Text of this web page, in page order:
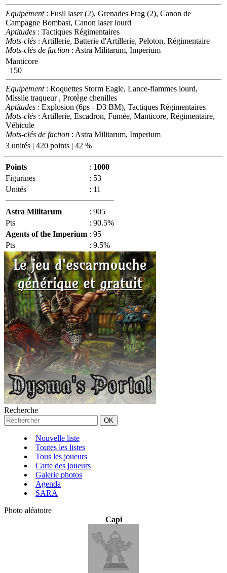
Equipement: Fusil laser (2), Grenades Frag (2), Canon de
Campagne Bombast, Canon laser lourd
Aptitudes : Tactiques Régimentaires
Mots-clés : Artillerie, Batterie d'Artillerie, Peloton, Régimentaire
Mots-clés de faction : Astra Militarum, Imperium
Manticore
150
Equipement: Roquettes Storm Eagle, Lance-flammes lourd,
Missile traqueur , Protège chenilles
Aptitudes : Explosion (6ps - D3 BM), Tactiques Régimentaires
Mots-clés : Artillerie, Escadron, Fumée, Manticore, Régimentaire,
Véhicule
Mots-clés de faction : Astra Militarum, Imperium
3 unités | 420 points | 42 %
Points : 1000
Figurines
: 53
Unités
: 11
Astra Militarum : 905
Pts
: 90.5%
Agents of the Imperium : 95
Pts
: 9.5%
Recherche
Nouvelle liste
Toutes les listes
Tous les joueurs
Carte des joueurs
Galerie photos
Agenda
SARA
Photo aléatoire
Capi